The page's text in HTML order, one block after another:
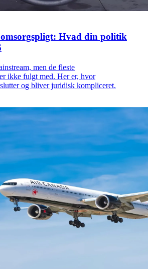
omsorgspligt: Hvad din politik
men de fleste
ikke fulgt med. Her er, hvor
og bliver juridisk kompliceret.